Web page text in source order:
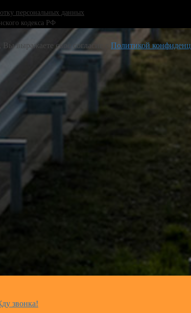
персональных данных
кодекса РФ
выражаете свое согласие с Политикой
звонка!